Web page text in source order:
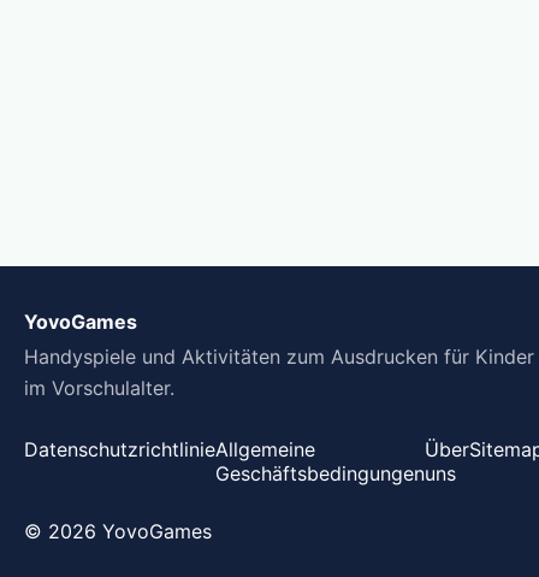
YovoGames
Handyspiele und Aktivitäten zum Ausdrucken für Kinder
im Vorschulalter.
DatenschutzrichtlinieAllgemeine
Geschäftsbedingungen
Über
uns
© 2026 YovoGames